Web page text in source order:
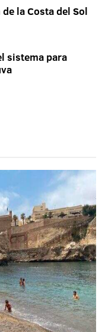
la Costa del Sol
sistema para